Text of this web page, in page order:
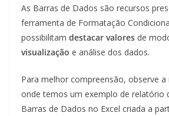
As Barras de Dados são recursos
ferramenta de Formatação
possibilitam destacar valores de
visualização e análise dos dados.
Para melhor compreensão, observe
onde temos um exemplo de relatório
Barras de Dados no Excel criada a